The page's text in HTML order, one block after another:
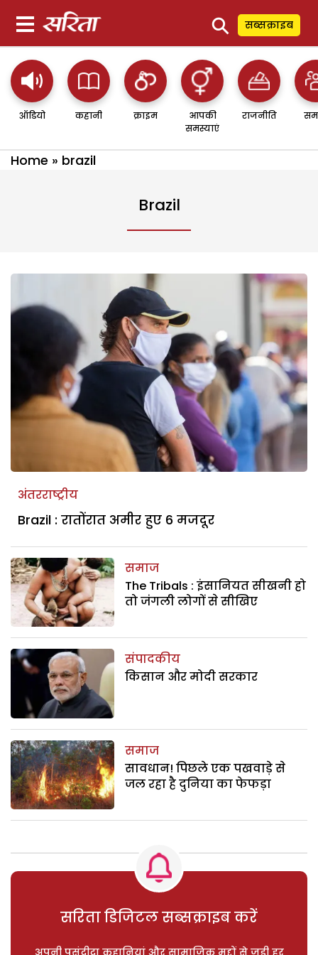
⚲ सब्सक्राइब
ऑडियो कहानी क्राइम
आपकी
समस्याएं
राजनीति
Home » brazil
Brazil
अंतरराष्ट्रीय
Brazil : रातोंरात अमीर हुए 6 मजदूर
समाज
The Tribals : इंसानियत सीखनी हो
तो जंगली लोगों से सीखिए
संपादकीय
किसान और मोदी सरकार
समाज
सावधान! पिछले एक पखवाड़े से
जल रहा है दुनिया का फेफड़ा
सरिता डिजिटल सब्सक्राइब करें